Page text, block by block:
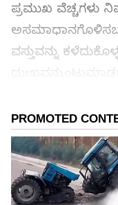
ಪ್ರಮುಖ ವೆಚ್ಚಗಳು
ವಸ್ತುವನ್ನು
ಸಮಗ್ರ ಸುದ್ದಿ